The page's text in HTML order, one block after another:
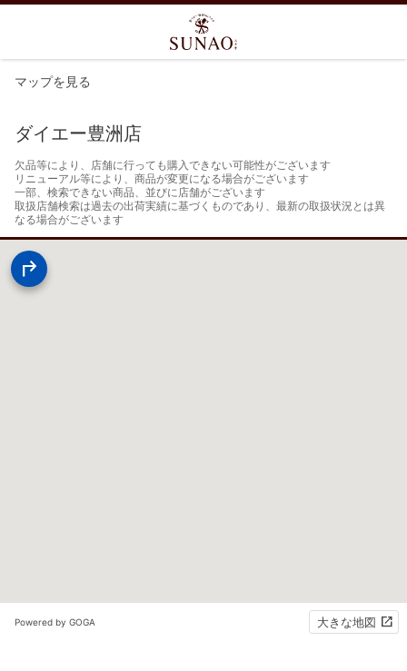
マップを見る
ダイエー豊洲店
欠品等により、店舗に行っても購入できない可能性がございます
リニューアル等により、商品が変更になる場合がございます
一部、検索できない商品、並びに店舗がございます
取扱店舗検索は過去の出荷実績に基づくものであり、最新の取扱状況とは異
なる場合がございます
Powered by GOGA 大きな地図